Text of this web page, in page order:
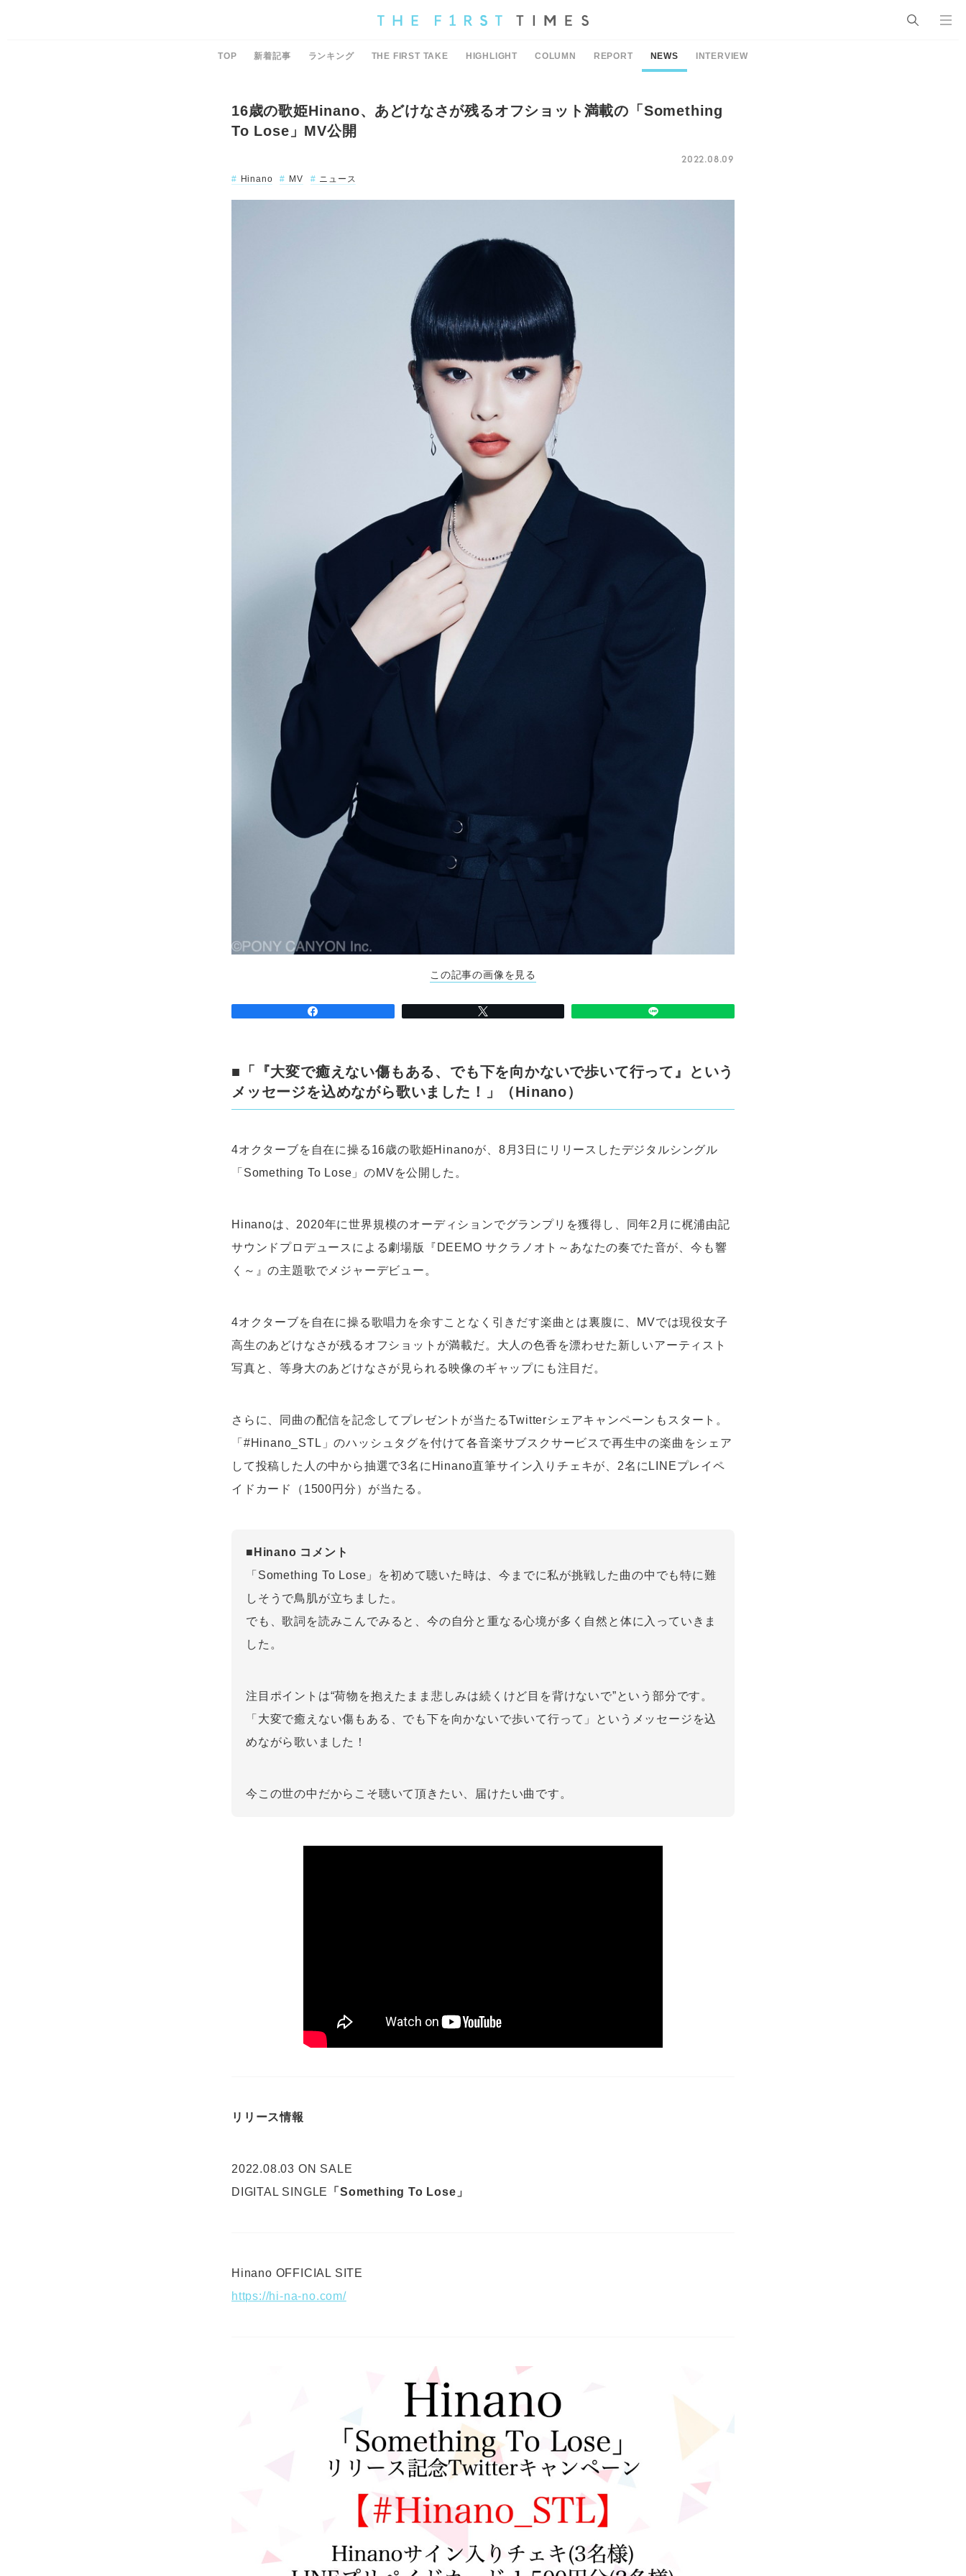
TOP 新着記事 ランキング THE FIRST TAKE HIGHLIGHT COLUMN REPORT NEWS INTERVIEW
16歳の歌姫Hinano、あどけなさが残るオフショット満載の「Something
To Lose」MV公開
2022.08.09
Hinano
MV ニュース
この記事の画像を見る
■「『大変で癒えない傷もある、でも下を向かないで歩いて行って』という
メッセージを込めながら歌いました！」（Hinano）
4オクターブを自在に操る16歳の歌姫Hinanoが、8月3日にリリースしたデジタルシングル
「Something To Lose」のMVを公開した。
Hinanoは、2020年に世界規模のオーディションでグランプリを獲得し、同年2月に梶浦由記
サウンドプロデュースによる劇場版『DEEMO サクラノオト～あなたの奏でた音が、今も響
く～』の主題歌でメジャーデビュー。
4オクターブを自在に操る歌唱力を余すことなく引きだす楽曲とは裏腹に、MVでは現役女子
高生のあどけなさが残るオフショットが満載だ。大人の色香を漂わせた新しいアーティスト
写真と、等身大のあどけなさが見られる映像のギャップにも注目だ。
さらに、同曲の配信を記念してプレゼントが当たるTwitterシェアキャンペーンもスタート。
「#Hinano_STL」のハッシュタグを付けて各音楽サブスクサービスで再生中の楽曲をシェア
して投稿した人の中から抽選で3名にHinano直筆サイン入りチェキが、2名にLINEプレイペ
イドカード（1500円分）が当たる。
■Hinano コメント
「Something To Lose」を初めて聴いた時は、今までに私が挑戦した曲の中でも特に難
しそうで鳥肌が立ちました。
でも、歌詞を読みこんでみると、今の自分と重なる心境が多く自然と体に入っていきま
した。
注目ポイントは“荷物を抱えたまま悲しみは続くけど目を背けないで”という部分です。
「大変で癒えない傷もある、でも下を向かないで歩いて行って」というメッセージを込
めながら歌いました！
今この世の中だからこそ聴いて頂きたい、届けたい曲です。
リリース情報
2022.08.03 ON SALE
DIGITAL SINGLE
「Something To Lose」
Hinano OFFICIAL SITE
https://hi-na-no.com/